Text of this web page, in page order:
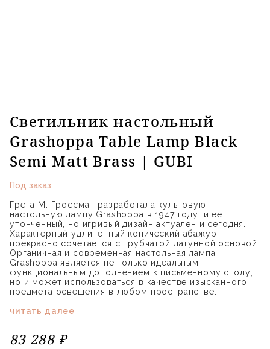
Светильник настольный
Grashoppa Table Lamp Black
Semi Matt Brass | GUBI
Под заказ
Грета М. Гроссман разработала культовую
настольную лампу Grashoppa в 1947 году, и ее
утонченный, но игривый дизайн актуален и сегодня.
Характерный удлиненный конический абажур
прекрасно сочетается с трубчатой латунной основой.
Органичная и современная настольная лампа
Grashoppa является не только идеальным
функциональным дополнением к письменному столу,
но и может использоваться в качестве изысканного
предмета освещения в любом пространстве.
читать далее
83 288 ₽